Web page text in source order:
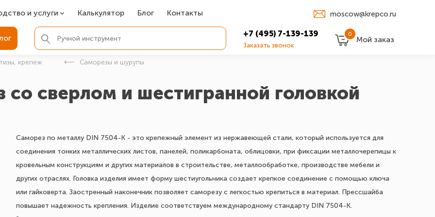
и услуги
фундамента
детали
Калькулятор Блог Контакты moscow@krepco.ru
+7 (495) 7-139-139
Заказать звонок
0
Мой заказ
крепеж Саморезы и шурупы
сверлом и шестигранной головкой
Саморез по металлу DIN 7504-K - это крепежный элемент из нержавеющей стали, который используется для
соединения тонких металлических листов, панелей, поликарбоната, облицовки, при фиксации металлочерепицы к
кровельным конструкциям и других материалов в строительстве, металлообработке, производстве мебели и
других отраслях. Головка изделия имеет форму шестиугольника создает крепкое соединение с помощью ключа
или гайковерта. Заостренный наконечник позволяет саморезу с легкостью крепиться в материал. Прессшайба
повышает надежность крепления. Изделие соответствуем международному стандарту DIN 7504-K.